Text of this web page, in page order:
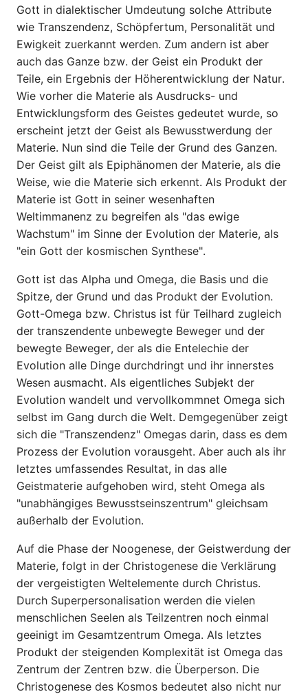
Gott in dialektischer Umdeutung solche Attribute
wie Transzendenz, Schöpfertum, Personalität und
Ewigkeit zuerkannt werden. Zum andern ist aber
auch das Ganze bzw. der Geist ein Produkt der
Teile, ein Ergebnis der Höherentwicklung der Natur.
Wie vorher die Materie als Ausdrucks- und
Entwicklungs­form des Geistes gedeutet wurde, so
erscheint jetzt der Geist als Bewusstwerdung der
Materie. Nun sind die Teile der Grund des Ganzen.
Der Geist gilt als Epiphänomen der Materie, als die
Weise, wie die Materie sich erkennt. Als Produkt der
Materie ist Gott in sei­ner wesenhaften
Weltimmanenz zu begreifen als "das ewige
Wachstum" im Sinne der Evolution der Materie, als
"ein Gott der kosmischen Synthese".
Gott ist das Alpha und Omega, die Basis und die
Spitze, der Grund und das Produkt der Evolution.
Gott-Omega bzw. Christus ist für Teilhard zugleich
der transzendente unbewegte Beweger und der
bewegte Beweger, der als die Entelechie der
Evolution alle Dinge durchdringt und ihr innerstes
Wesen ausmacht. Als eigentliches Subjekt der
Evolution wandelt und vervollkommnet Omega sich
selbst im Gang durch die Welt. Demgegenüber zeigt
sich die "Transzendenz" Omegas darin, dass es dem
Prozess der Evolution vorausgeht. Aber auch als ihr
letztes umfassendes Resultat, in das alle
Geistmaterie aufgehoben wird, steht Omega als
"unabhängiges Bewusstseinszentrum" gleichsam
außerhalb der Evolution.
Auf die Phase der Noogenese, der Geistwerdung der
Materie, folgt in der Christogenese die Verklärung
der vergeistigten Weltelemente durch Christus.
Durch Superpersonalisation werden die vielen
menschlichen Seelen als Teilzentren noch einmal
geeinigt im Gesamt­zentrum Omega. Als letztes
Produkt der steigenden Komplexität ist Omega das
Zentrum der Zentren bzw. die Überperson. Die
Christogenese des Kosmos bedeutet also nicht nur